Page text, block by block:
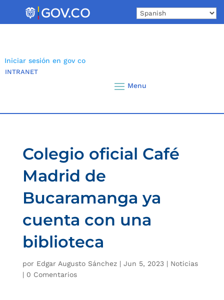
Iniciar sesión en gov co
INTRANET
Colegio oficial Café
Madrid de
Bucaramanga ya
cuenta con una
biblioteca
por Edgar Augusto Sánchez| Jun 5, 2023| Noticias
| 0 Comentarios